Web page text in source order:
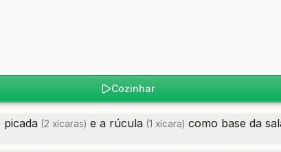
Cozinhar
picada (2 xícaras) e a rúcula (1 xícara) como base da